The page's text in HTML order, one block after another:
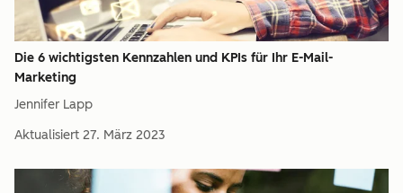
Die 6 wichtigsten Kennzahlen und KPIs für Ihr E-Mail-
Marketing
Jennifer Lapp
Aktualisiert 27. März 2023